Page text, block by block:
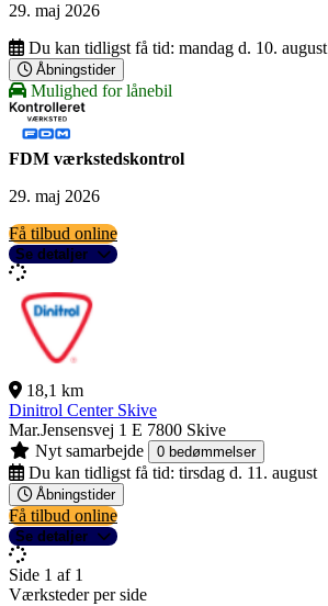
29. maj 2026
Du kan tidligst få tid: mandag d. 10. august
Åbningstider
Mulighed for lånebil
FDM værkstedskontrol
29. maj 2026
Få tilbud online
Se detaljer
18,1 km
Dinitrol Center Skive
Mar.Jensensvej 1 E 7800 Skive
Nyt samarbejde
0 bedømmelser
Du kan tidligst få tid: tirsdag d. 11. august
Åbningstider
Få tilbud online
Se detaljer
Side 1 af 1
Værksteder per side